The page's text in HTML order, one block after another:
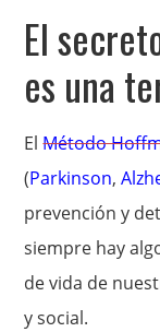
El
es una
ElMétodo
(Parkinson,
prevención y
siempre hay
de vida de
y social.